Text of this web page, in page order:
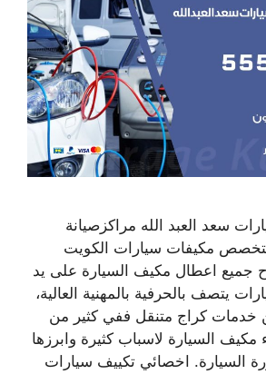
سعد العبد الله مراكزصيانة
مكيفات سيارات الكويت
جميع اعطال مكيف السيارة على يد
يتصف بالحرفية بالمهنية العالية،
كراج متنقل ففي كثير من
مكيف السيارة لاسباب كثيرة وابرزها
السيارة. اخصائي تكييف سيارات